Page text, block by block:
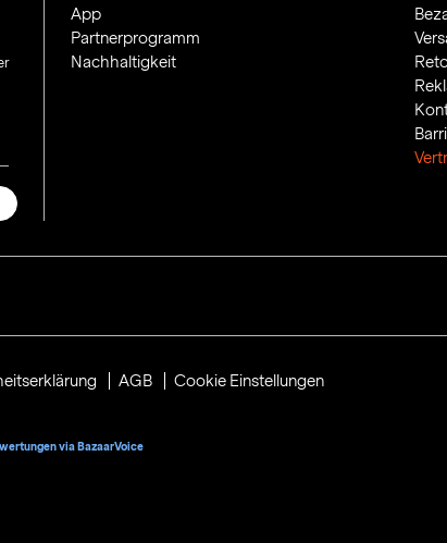
App
Partnerprogramm
Nachhaltigkeit
AGB Cookie Einstellungen
via BazaarVoice